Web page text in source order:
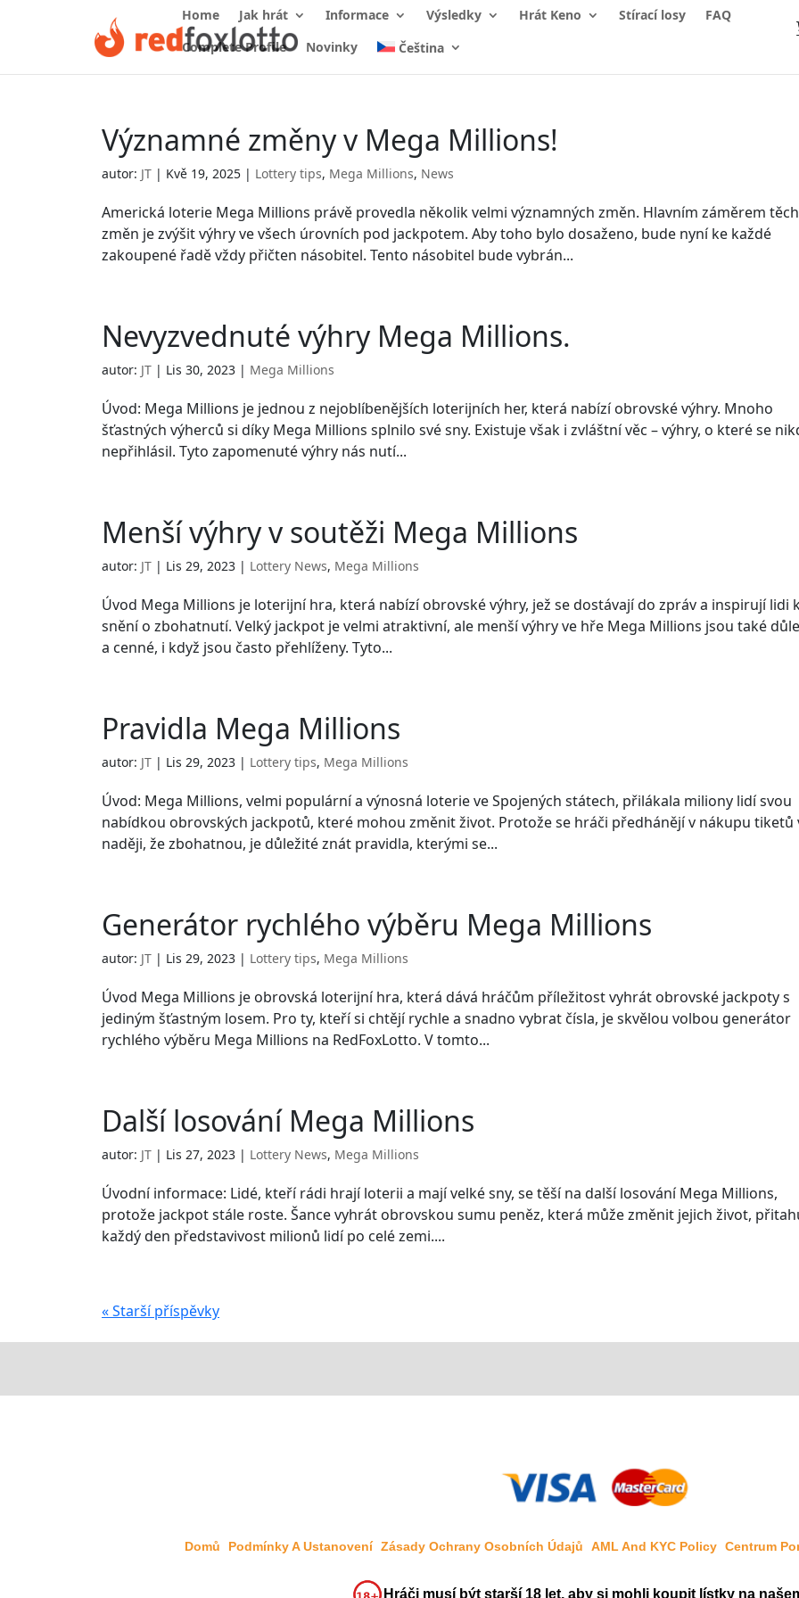
Home Jak hrát Informace Výsledky Hrát Keno Stírací losy
FAQ
Complete Profile
Novinky Čeština
Významné změny v Mega Millions!
autor: JT | Kvě 19, 2025 | Lottery tips, Mega Millions, News
Americká loterie Mega Millions právě provedla několik velmi významných změn. Hlavním záměrem
změn je zvýšit výhry ve všech úrovních pod jackpotem. Aby toho bylo dosaženo, bude nyní ke každé
zakoupené řadě vždy přičten násobitel. Tento násobitel bude vybrán...
Nevyzvednuté výhry Mega Millions.
autor: JT | Lis 30, 2023 | Mega Millions
Úvod: Mega Millions je jednou z nejoblíbenějších loterijních her, která nabízí obrovské výhry. Mnoho
šťastných výherců si díky Mega Millions splnilo své sny. Existuje však i zvláštní věc – výhry, o které se
nepřihlásil. Tyto zapomenuté výhry nás nutí...
Menší výhry v soutěži Mega Millions
autor: JT | Lis 29, 2023 | Lottery News, Mega Millions
Úvod Mega Millions je loterijní hra, která nabízí obrovské výhry, jež se dostávají do zpráv a inspirují lidi
snění o zbohatnutí. Velký jackpot je velmi atraktivní, ale menší výhry ve hře Mega Millions jsou také
a cenné, i když jsou často přehlíženy. Tyto...
Pravidla Mega Millions
autor: JT | Lis 29, 2023 | Lottery tips, Mega Millions
Úvod: Mega Millions, velmi populární a výnosná loterie ve Spojených státech, přilákala miliony lidí svou
nabídkou obrovských jackpotů, které mohou změnit život. Protože se hráči předhánějí v nákupu tiketů
naději, že zbohatnou, je důležité znát pravidla, kterými se...
Generátor rychlého výběru Mega Millions
autor: JT | Lis 29, 2023 | Lottery tips, Mega Millions
Úvod Mega Millions je obrovská loterijní hra, která dává hráčům příležitost vyhrát obrovské jackpoty s
jediným šťastným losem. Pro ty, kteří si chtějí rychle a snadno vybrat čísla, je skvělou volbou generátor
rychlého výběru Mega Millions na RedFoxLotto. V tomto...
Další losování Mega Millions
autor: JT | Lis 27, 2023 | Lottery News, Mega Millions
Úvodní informace: Lidé, kteří rádi hrají loterii a mají velké sny, se těší na další losování Mega Millions,
protože jackpot stále roste. Šance vyhrát obrovskou sumu peněz, která může změnit jejich život,
každý den představivost milionů lidí po celé zemi....
« Starší příspěvky
Domů Podmínky A Ustanovení Zásady Ochrany Osobních Údajů AML And KYC Policy Centrum
Hráči musí být starší 18 let, aby si mohli koupit lístky na